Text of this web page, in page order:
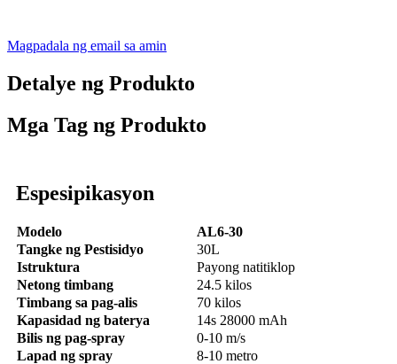
Magpadala ng email sa amin
Detalye ng Produkto
Mga Tag ng Produkto
Espesipikasyon
Modelo
AL6-30
Tangke ng Pestisidyo
30L
Istruktura
Payong natitiklop
Netong timbang
24.5 kilos
Timbang sa pag-alis
70 kilos
Kapasidad ng baterya
14s 28000 mAh
Bilis ng pag-spray
0-10 m/s
Lapad ng spray
8-10 metro